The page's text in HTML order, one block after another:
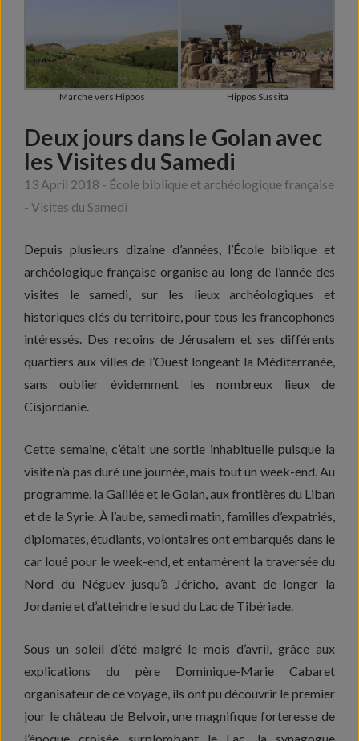
Marche vers Hippos Hippos Sussita
Deux jours dans le Golan avec
les Visites du Samedi
13 April 2018 - École biblique et archéologique française
- Visites du Samedi
Depuis plusieurs dizaine d’années, l’École biblique et
archéologique française organise au long de l’année des
visites le samedi, sur les lieux archéologiques et
historiques clés du territoire, pour tous les francophones
intéressés. Des recoins de Jérusalem et ses différents
quartiers aux villes de l’Ouest longeant la Méditerranée,
sans oublier évidemment les nombreux lieux de
Cisjordanie.
Cette semaine, c’était une sortie inhabituelle puisque la
visite n’a pas duré une journée, mais tout un week-end. Au
programme, la Galilée et le Golan, aux frontières du Liban
et de la Syrie. À l’aube, samedi matin, familles d’expatriés,
diplomates, étudiants, volontaires ont embarqués dans le
car loué pour le week-end, et entamèrent la traversée du
Nord du Néguev jusqu’à Jéricho, avant de longer la
Jordanie et d’atteindre le sud du Lac de Tibériade.
Sous un soleil d’été malgré le mois d’avril, grâce aux
explications du père Dominique-Marie Cabaret
organisateur de ce voyage, ils ont pu découvrir le premier
jour le château de Belvoir, une magnifique forteresse de
l’époque croisée surplombant le Lac, la synagogue